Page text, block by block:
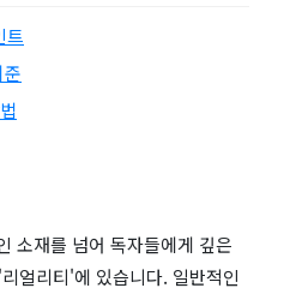
트
소재를 넘어 독자들에게 깊은
얼리티'에 있습니다. 일반적인